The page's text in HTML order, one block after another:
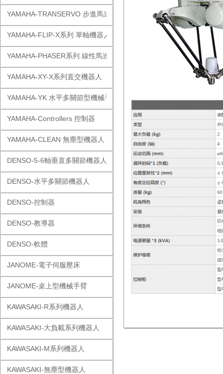
YAMAHA-TRANSERVO 步進馬達單軸
YAMAHA-FLIP-X系列 單軸機器人
YAMAHA-PHASER系列 線性馬達
YAMAHA-XY-X系列直交機器人
YAMAHA-YK 水平多關節型機械手
YAMAHA-Controllers 控制器
YAMAHA-CLEAN 無塵型機器人
DENSO-5-6軸垂直多關節機器人
DENSO-水平多關節機器人
DENSO-控制器
DENSO-教導器
DENSO-軟體
JANOME-電子伺服壓床
JANOME-桌上型機械手臂
KAWASAKI-R系列機器人
KAWASAKI-大負載系列機器人
KAWASAKI-M系列機器人
KAWASAKI-無塵型機器人